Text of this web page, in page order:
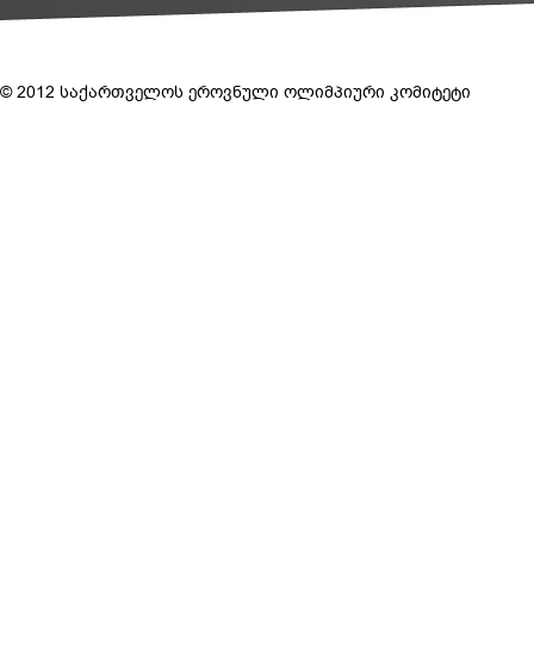
© 2012 საქართველოს ეროვნული ოლიმპიური კომიტეტი